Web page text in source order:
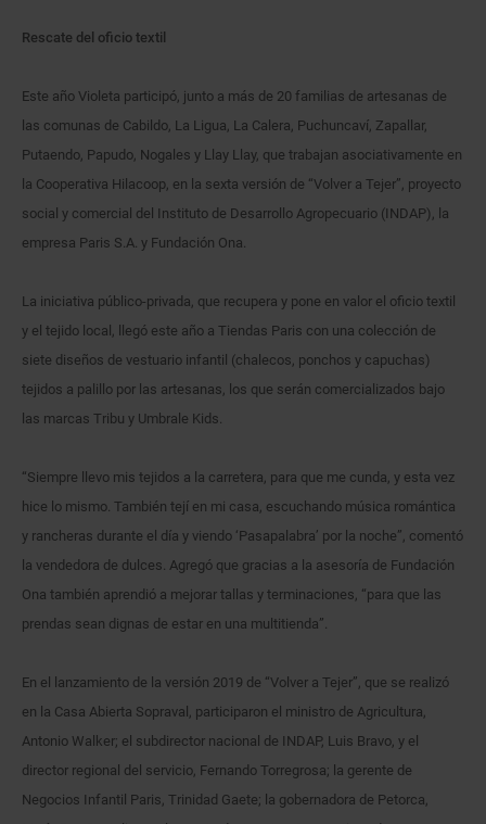
Rescate del oficio textil
Este año Violeta participó, junto a más de 20 familias de artesanas de
las comunas de Cabildo, La Ligua, La Calera, Puchuncaví, Zapallar,
Putaendo, Papudo, Nogales y Llay Llay, que trabajan asociativamente en
la Cooperativa Hilacoop, en la sexta versión de “Volver a Tejer”, proyecto
social y comercial del Instituto de Desarrollo Agropecuario (INDAP), la
empresa Paris S.A. y Fundación Ona.
La iniciativa público-privada, que recupera y pone en valor el oficio textil
y el tejido local, llegó este año a Tiendas Paris con una colección de
siete diseños de vestuario infantil (chalecos, ponchos y capuchas)
tejidos a palillo por las artesanas, los que serán comercializados bajo
las marcas Tribu y Umbrale Kids.
“Siempre llevo mis tejidos a la carretera, para que me cunda, y esta vez
hice lo mismo. También tejí en mi casa, escuchando música romántica
y rancheras durante el día y viendo ‘Pasapalabra’ por la noche”, comentó
la vendedora de dulces. Agregó que gracias a la asesoría de Fundación
Ona también aprendió a mejorar tallas y terminaciones, “para que las
prendas sean dignas de estar en una multitienda”.
En el lanzamiento de la versión 2019 de “Volver a Tejer”, que se realizó
en la Casa Abierta Sopraval, participaron el ministro de Agricultura,
Antonio Walker; el subdirector nacional de INDAP, Luis Bravo, y el
director regional del servicio, Fernando Torregrosa; la gerente de
Negocios Infantil Paris, Trinidad Gaete; la gobernadora de Petorca,